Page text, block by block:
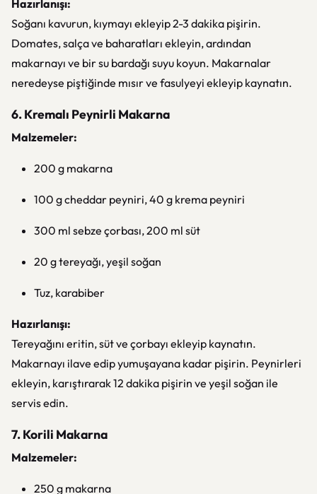
Hazırlanışı:
Soğanı kavurun, kıymayı ekleyip 2-3 dakika pişirin.
Domates, salça ve baharatları ekleyin, ardından
makarnayı ve bir su bardağı suyu koyun. Makarnalar
neredeyse piştiğinde mısır ve fasulyeyi ekleyip kaynatın.
6. Kremalı Peynirli Makarna
Malzemeler:
200 g makarna
100 g cheddar peyniri, 40 g krema peyniri
300 ml sebze çorbası, 200 ml süt
20 g tereyağı, yeşil soğan
Tuz, karabiber
Hazırlanışı:
Tereyağını eritin, süt ve çorbayı ekleyip kaynatın.
Makarnayı ilave edip yumuşayana kadar pişirin. Peynirleri
ekleyin, karıştırarak 12 dakika pişirin ve yeşil soğan ile
servis edin.
7. Korili Makarna
Malzemeler:
250 g makarna